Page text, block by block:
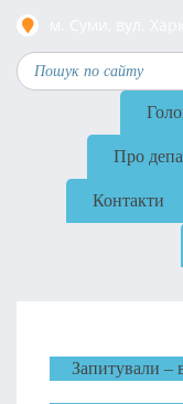
Про
Контакти
Запитували –